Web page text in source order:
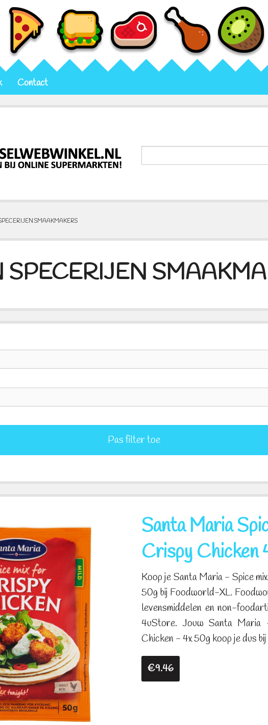
Contact
SMAAKMAKERS
SPECERIJEN
Pas filter toe
Santa Maria
Crispy Chicken
Koop je Santa Maria - Spice
50g bij Foodworld-XL.
levensmiddelen en non-
4uStore. Jouw Santa
Chicken - 4x 50g koop je dus bij
€9.46